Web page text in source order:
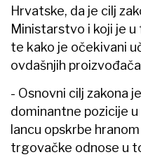
Hrvatske, da je cilj
Ministarstvo i koji je
te kako je očekivani
ovdašnjih
- Osnovni cilj zakona
dominantne pozicije
lancu opskrbe
trgovačke odnose u